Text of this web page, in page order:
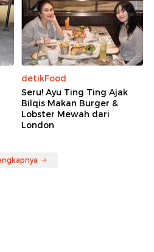
detikFood
Seru! Ayu Ting Ting Ajak
Bilqis Makan Burger &
Lobster Mewah dari
London